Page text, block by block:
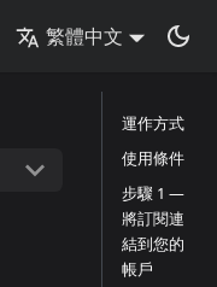
繁體中文
運作方式
使用條件
步驟 1 —
將訂閱連
結到您的
帳戶